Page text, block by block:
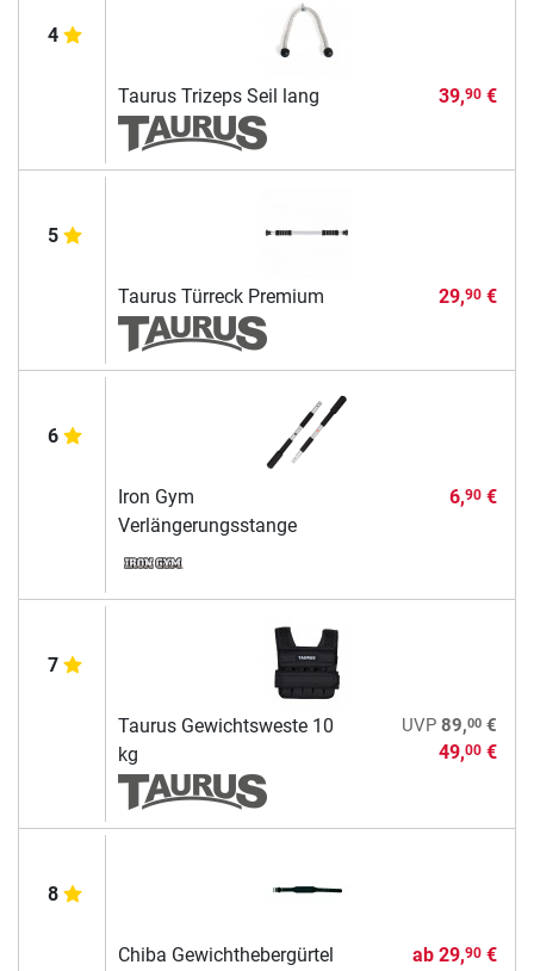
4
Taurus Trizeps Seil lang 39,90€
5
Taurus Türreck Premium 29,90€
6
Iron Gym
Verlängerungsstange
6,90€
7
Taurus Gewichtsweste 10
kg
UVP 89,00€
49,00€
8
Chiba Gewichthebergürtel
ab 29,90€